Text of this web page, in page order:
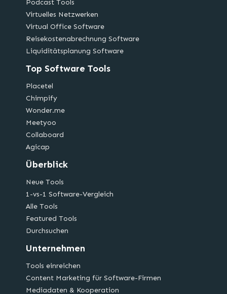
Podcast Tools
Virtuelles Netzwerken
Virtual Office Software
Reisekostenabrechnung Software
Liquiditätsplanung Software
Top Software Tools
Placetel
Chimpify
Wonder.me
Meetyoo
Collaboard
Agicap
Überblick
Neue Tools
1-vs-1 Software-Vergleich
Alle Tools
Featured Tools
Durchsuchen
Unternehmen
Tools einreichen
Content Marketing für Software-Firmen
Mediadaten & Kooperation